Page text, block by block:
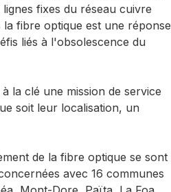
fixes du réseau cuivre
fibre optique est une réponse
liés à l'obsolescence du
à la clé une mission de service
soit leur localisation, un
de la fibre optique se sont
avec 16 communes